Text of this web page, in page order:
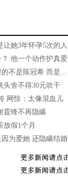
她3年怀孕5次的人
他一个动作护真爱
不是陈冠希 而是...
头舍不得30元吹干
网惊：太像混血儿
霆锋不再隐瞒
放假1个月
为爱她 还隐瞒结婚